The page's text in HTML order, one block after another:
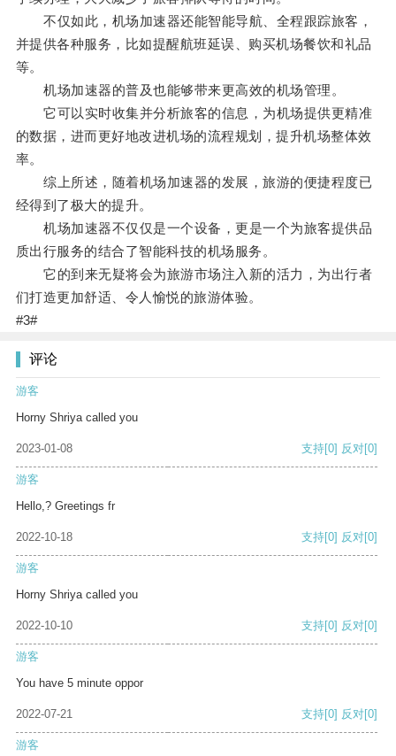
不仅如此，机场加速器还能智能导航、全程跟踪旅客，
并提供各种服务，比如提醒航班延误、购买机场餐饮和礼品
等。
机场加速器的普及也能够带来更高效的机场管理。
它可以实时收集并分析旅客的信息，为机场提供更精准
的数据，进而更好地改进机场的流程规划，提升机场整体效
率。
综上所述，随着机场加速器的发展，旅游的便捷程度已
经得到了极大的提升。
机场加速器不仅仅是一个设备，更是一个为旅客提供品
质出行服务的结合了智能科技的机场服务。
它的到来无疑将会为旅游市场注入新的活力，为出行者
们打造更加舒适、令人愉悦的旅游体验。
#3#
评论
游客
Horny Shriya called you
2023-01-08 支持[0] 反对[0]
游客
Hello,? Greetings fr
2022-10-18 支持[0] 反对[0]
游客
Horny Shriya called you
2022-10-10 支持[0] 反对[0]
游客
You have 5 minute oppor
2022-07-21 支持[0] 反对[0]
游客